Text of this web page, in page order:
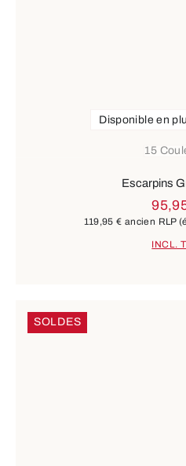
15
Disponible en
Escarpins
119,95 € ancien RLP
INCL.
SOLDES